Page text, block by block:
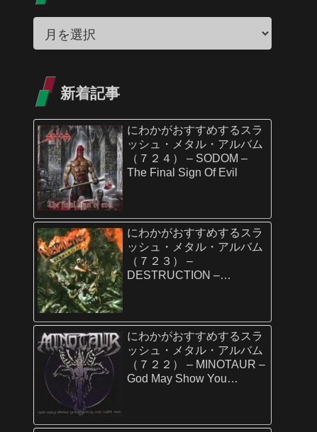
新着記事
にわかがおすすめするスラ
ッシュ・メタル・アルバム
（７２４） – SODOM –
The Final Sign Of Evil
にわかがおすすめするスラ
ッシュ・メタル・アルバム
（７２３） –
DESTRUCTION –
にわかがおすすめするスラ
ッシュ・メタル・アルバム
（７２２） – MINOTAUR –
God May Show You